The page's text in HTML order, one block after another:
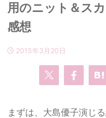
・多部未華子
広瀬すず
あのクズ
用のニット＆ス
感想
2015年3月20日
まずは、大島優子演じ